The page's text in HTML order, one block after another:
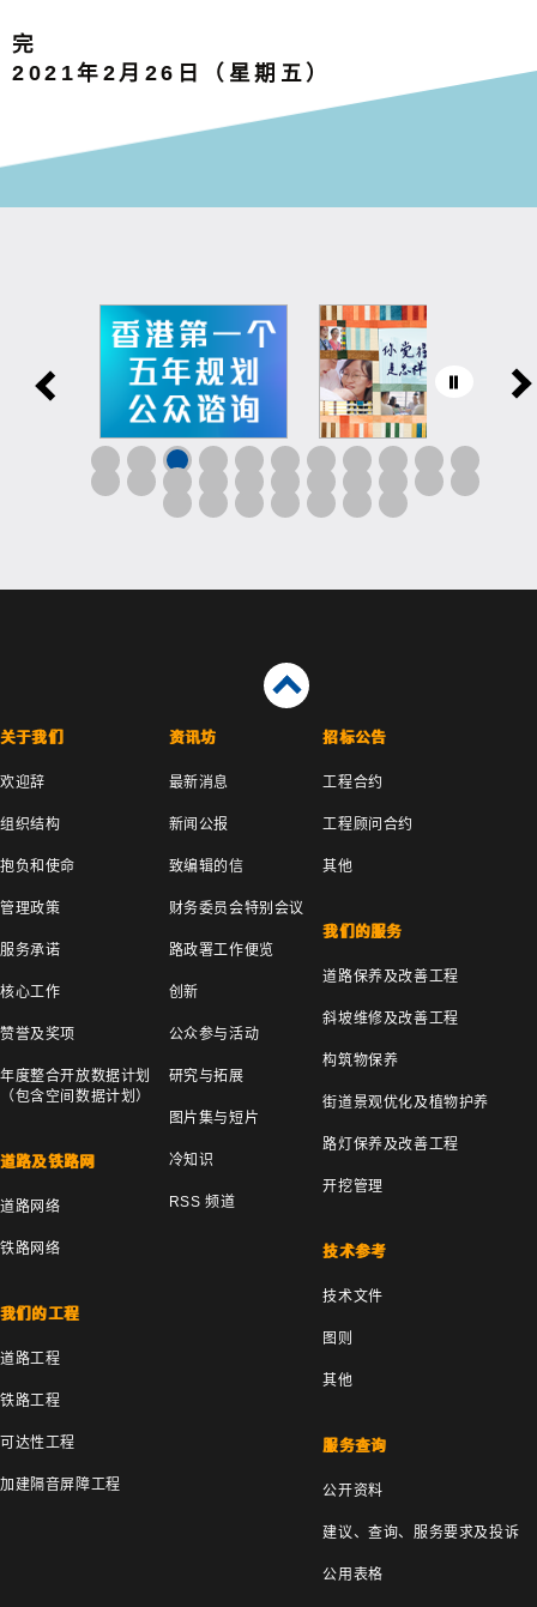
完
2021年2月26日（星期五）
关于我们
欢迎辞
组织结构
抱负和使命
管理政策
服务承诺
核心工作
赞誉及奖项
年度整合开放数据计划
（包含空间数据计划）
道路及铁路网
道路网络
铁路网络
我们的工程
道路工程
铁路工程
可达性工程
加建隔音屏障工程
资讯坊
最新消息
新闻公报
致编辑的信
财务委员会特别会议
路政署工作便览
创新
公众参与活动
研究与拓展
图片集与短片
冷知识
RSS 频道
招标公告
工程合约
工程顾问合约
其他
我们的服务
道路保养及改善工程
斜坡维修及改善工程
构筑物保养
街道景观优化及植物护养
路灯保养及改善工程
开挖管理
技术参考
技术文件
图则
其他
服务查询
公开资料
建议、查询、服务要求及投诉
公用表格